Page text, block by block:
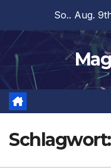
springen
So.. Aug.
Schlagwort: